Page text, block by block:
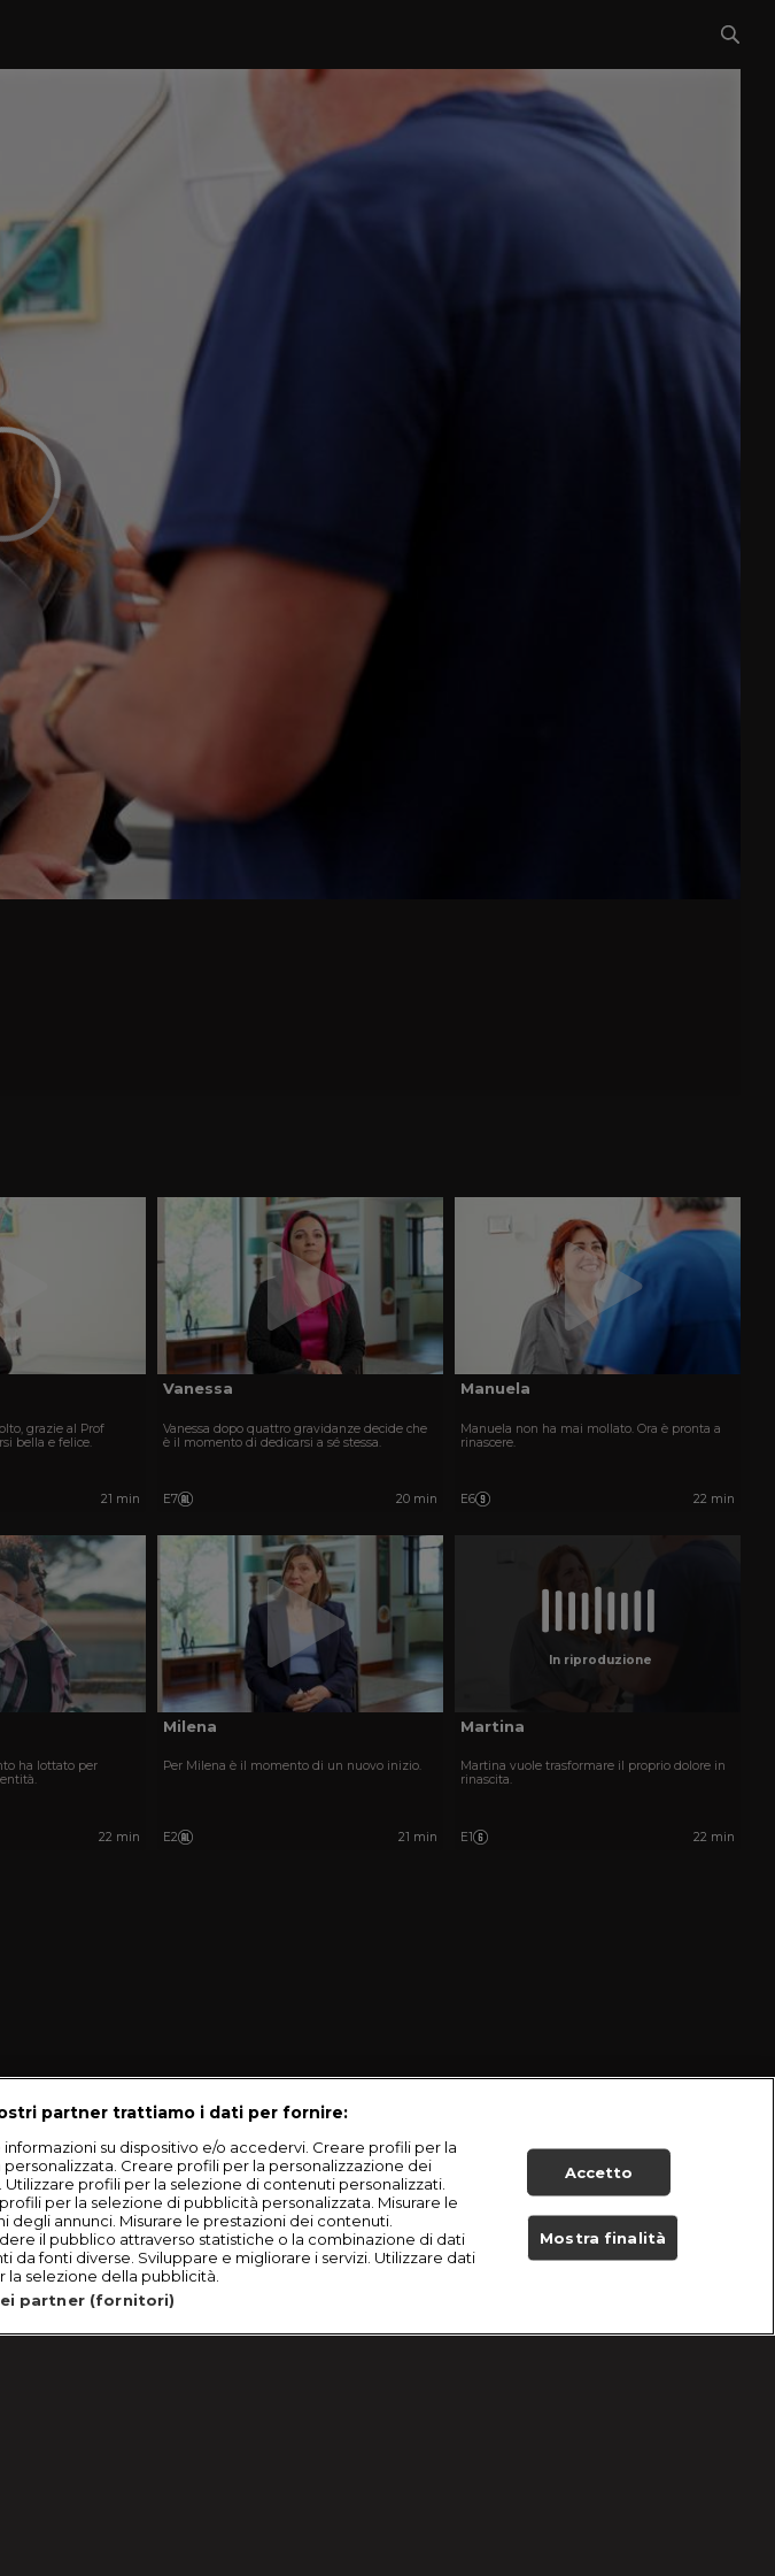
grazie al Prof
bella e felice.
21 min
Vanessa
Vanessa dopo quattro gravidanze decide che
è il momento di dedicarsi a sé stessa.
E7 20 min
Manuela
Manuela non ha mai mollato. Ora è pronta a
rinascere.
E6 22 min
ha lottato per
22 min
Milena
Per Milena è il momento di un nuovo inizio.
E2 21 min
In riproduzione
Martina
Martina vuole trasformare il proprio dolore in
rinascita.
E1 22 min
partner trattiamo i dati per fornire:
informazioni su dispositivo e/o accedervi. Creare profili per la
Creare profili per la personalizzazione dei
Utilizzare profili per la selezione di contenuti personalizzati.
per la selezione di pubblicità personalizzata. Misurare le
degli annunci. Misurare le prestazioni dei contenuti.
il pubblico attraverso statistiche o la combinazione di dati
da fonti diverse. Sviluppare e migliorare i servizi. Utilizzare dati
la selezione della pubblicità.
partner (fornitori)
Accetto
Mostra finalità